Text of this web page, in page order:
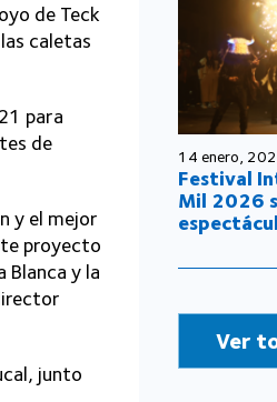
de Teck
caletas
para
de
y el mejor
proyecto
Blanca y la
junto
14 enero,
Festival
Mil 2026
Ver